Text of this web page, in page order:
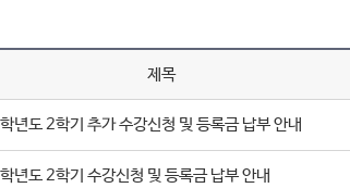
제목
년도 2학기 추가 수강신청 및 등록금 납부 안내
년도 2학기 수강신청 및 등록금 납부 안내